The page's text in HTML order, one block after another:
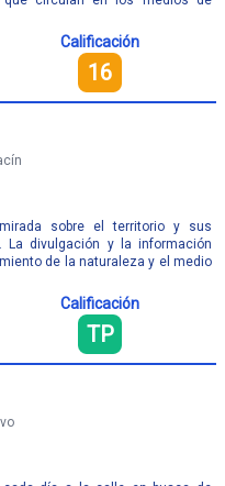
Calificación
16
sobre el territorio y sus
La divulgación y la información
de la naturaleza y el medio
Calificación
TP